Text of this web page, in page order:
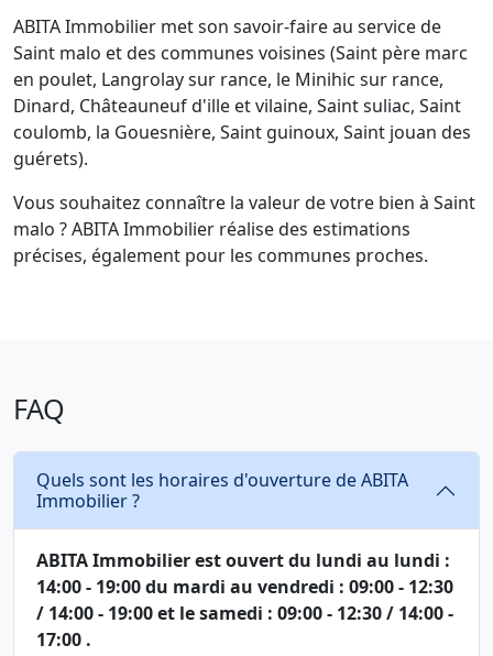
ABITA Immobilier met son savoir-faire au service de
Saint malo et des communes voisines (Saint père marc
en poulet, Langrolay sur rance, le Minihic sur rance,
Dinard, Châteauneuf d'ille et vilaine, Saint suliac, Saint
coulomb, la Gouesnière, Saint guinoux, Saint jouan des
guérets).
Vous souhaitez connaître la valeur de votre bien à Saint
malo ? ABITA Immobilier réalise des estimations
précises, également pour les communes proches.
FAQ
Quels sont les horaires d'ouverture de ABITA
Immobilier ?
ABITA Immobilier est ouvert du lundi au lundi :
14:00 - 19:00 du mardi au vendredi : 09:00 - 12:30
/ 14:00 - 19:00 et le samedi : 09:00 - 12:30 / 14:00 -
17:00 .